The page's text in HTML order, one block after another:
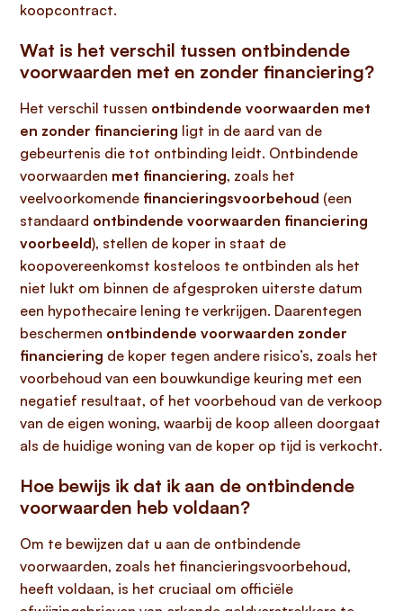
koopcontract.
Wat is het verschil tussen ontbindende
voorwaarden met en zonder financiering?
Het verschil tussen ontbindende voorwaarden met
en zonder financiering ligt in de aard van de
gebeurtenis die tot ontbinding leidt. Ontbindende
voorwaarden met financiering, zoals het
veelvoorkomende financieringsvoorbehoud (een
standaard ontbindende voorwaarden financiering
voorbeeld), stellen de koper in staat de
koopovereenkomst kosteloos te ontbinden als het
niet lukt om binnen de afgesproken uiterste datum
een hypothecaire lening te verkrijgen. Daarentegen
beschermen ontbindende voorwaarden zonder
financiering de koper tegen andere risico’s, zoals het
voorbehoud van een bouwkundige keuring met een
negatief resultaat, of het voorbehoud van de verkoop
van de eigen woning, waarbij de koop alleen doorgaat
als de huidige woning van de koper op tijd is verkocht.
Hoe bewijs ik dat ik aan de ontbindende
voorwaarden heb voldaan?
Om te bewijzen dat u aan de ontbindende
voorwaarden, zoals het financieringsvoorbehoud,
heeft voldaan, is het cruciaal om officiële